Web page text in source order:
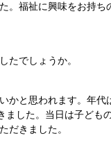
。福祉に興味をお持
たでしょうか。
と思われます。年
した。当日は子ども
だきました。